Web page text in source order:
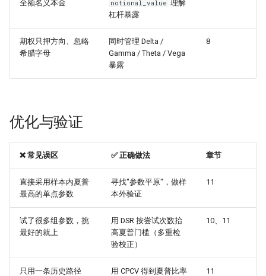
全额名义本金
notional_value 理解
杠杆暴露
期权只押方向、忽略
希腊字母
同时管理 Delta /
Gamma / Theta / Vega
暴露
8
优化与验证
❌ 常见误区 ✅ 正确做法 章节
直接采用样本内夏普
最高的单点参数
寻找"参数平原"，做样
本外验证
11
试了很多组参数，挑
最好的就上
用 DSR 按尝试次数抬
高夏普门槛（多重检
验校正）
10、11
只用一条历史路径
用 CPCV 得到夏普比率
11